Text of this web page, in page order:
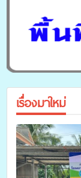
เรื่องมาใหม่